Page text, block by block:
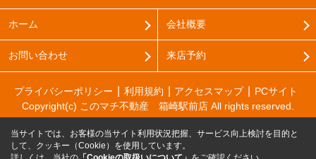
ホーム 会社概要
お問い合わせ 来店予約
プライバシーポリシー 利用規約 アクセスマップ
PCサイト
Copyright(c) このマチ不動産 箱崎駅前店 All rights reserved.
当サイトでは、お客様の当サイト利用状況把握、サービス向上検討を目的と
して、クッキー（Cookie）を使用しています。